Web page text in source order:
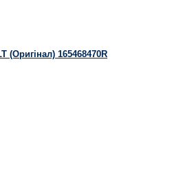
(Оригінал) 165468470R